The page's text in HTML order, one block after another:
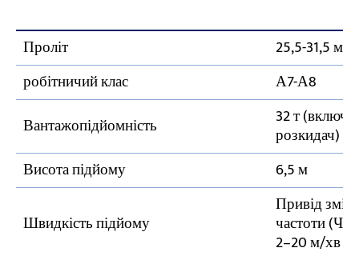
Проліт
25,5-31,5 м
робітничий клас
А7-А8
Вантажопідйомність
32 т
розкидач)
Висота підйому
6,5 м
Швидкість підйому
Привід
частоти
2–20 м/хв